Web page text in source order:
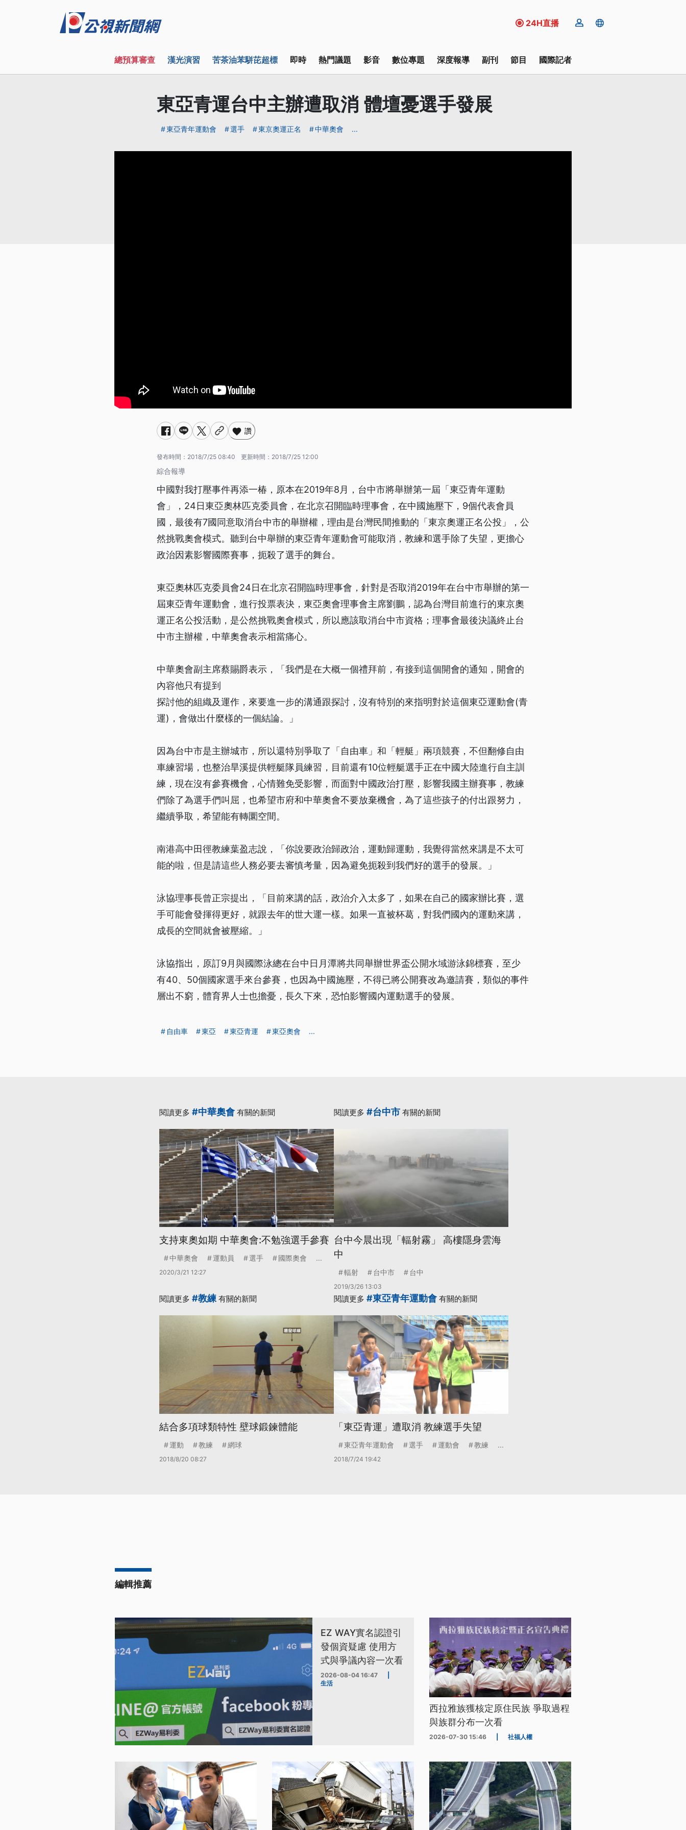
24H直播
總預算審查 漢光演習 苦茶油苯駢芘超標 即時 熱門議題 影音 數位專題 深度報導 副刊 節目 國際記者
東亞青運台中主辦遭取消 體壇憂選手發展
東亞青年運動會 選手 東京奧運正名 中華奧會 ...
讚
發布時間： 2018/7/25 08:40 更新時間： 2018/7/25 12:00
綜合報導
中國對我打壓事件再添一椿，原本在2019年8月，台中市將舉辦第一屆「東亞青年運動
會」，24日東亞奧林匹克委員會，在北京召開臨時理事會，在中國施壓下，9個代表會員
國，最後有7國同意取消台中市的舉辦權，理由是台灣民間推動的「東京奧運正名公投」，公
然挑戰奧會模式。聽到台中舉辦的東亞青年運動會可能取消，教練和選手除了失望，更擔心
政治因素影響國際賽事，扼殺了選手的舞台。
東亞奧林匹克委員會24日在北京召開臨時理事會，針對是否取消2019年在台中市舉辦的第一
屆東亞青年運動會，進行投票表決，東亞奧會理事會主席劉鵬，認為台灣目前進行的東京奧
運正名公投活動，是公然挑戰奧會模式，所以應該取消台中市資格；理事會最後決議終止台
中市主辦權，中華奧會表示相當痛心。
中華奧會副主席蔡賜爵表示，「我們是在大概一個禮拜前，有接到這個開會的通知，開會的
內容他只有提到
探討他的組織及運作，來要進一步的溝通跟探討，沒有特別的來指明對於這個東亞運動會(青
運)，會做出什麼樣的一個結論。」
因為台中市是主辦城市，所以還特別爭取了「自由車」和「輕艇」兩項競賽，不但翻修自由
車練習場，也整治旱溪提供輕艇隊員練習，目前還有10位輕艇選手正在中國大陸進行自主訓
練，現在沒有參賽機會，心情難免受影響，而面對中國政治打壓，影響我國主辦賽事，教練
們除了為選手們叫屈，也希望市府和中華奧會不要放棄機會，為了這些孩子的付出跟努力，
繼續爭取，希望能有轉圜空間。
南港高中田徑教練葉盈志說，「你說要政治歸政治，運動歸運動，我覺得當然來講是不太可
能的啦，但是請這些人務必要去審慎考量，因為避免扼殺到我們好的選手的發展。」
泳協理事長曾正宗提出，「目前來講的話，政治介入太多了，如果在自己的國家辦比賽，選
手可能會發揮得更好，就跟去年的世大運一樣。如果一直被杯葛，對我們國內的運動來講，
成長的空間就會被壓縮。」
泳協指出，原訂9月與國際泳總在台中日月潭將共同舉辦世界盃公開水域游泳錦標賽，至少
有40、50個國家選手來台參賽，也因為中國施壓，不得已將公開賽改為邀請賽，類似的事件
層出不窮，體育界人士也擔憂，長久下來，恐怕影響國內運動選手的發展。
自由車 東亞 東亞青運 東亞奧會 ...
閱讀更多 #中華奧會 有關的新聞
支持東奧如期 中華奧會:不勉強選手參賽
中華奧會 運動員 選手 國際奧會 ...
2020/3/21 12:27
閱讀更多 #台中市 有關的新聞
台中今晨出現「輻射霧」 高樓隱身雲海
中
輻射 台中市 台中
2019/3/26 13:03
閱讀更多 #教練有關的新聞
結合多項球類特性 壁球鍛鍊體能
運動 教練 網球
2018/8/20 08:27
閱讀更多 #東亞青年運動會 有關的新聞
「東亞青運」遭取消 教練選手失望
東亞青年運動會 選手 運動會 教練 ...
2018/7/24 19:42
編輯推薦
EZ WAY實名認證引
發個資疑慮 使用方
式與爭議內容一次看
2026-08-04 16:47
生活
西拉雅族獲核定原住民族 爭取過程
與族群分布一次看
2026-07-30 15:46 社福人權